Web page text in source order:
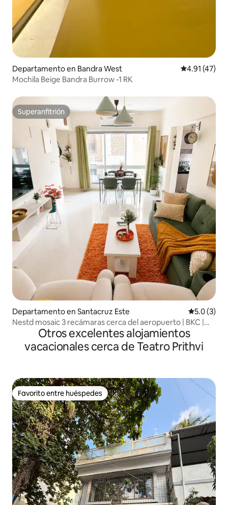
Departamento en Bandra West Calificación
4.91 (47)
Mochila Beige Bandra Burrow -1 RK
Superanfitrión
Superanfitrión
Departamento en Santacruz Este
5.0 (3)
Nestd mosaic 3 recámaras cerca del aeropuerto | BKC |
NMACC | JIOOtros excelentes alojamientos
vacacionales cerca de Teatro Prithvi
Favorito entre huéspedes
Favorito entre huéspedes